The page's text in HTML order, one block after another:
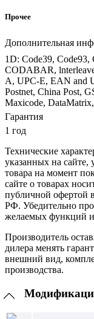
Прочее
Дополнительная
1D: Code39,
CODABAR,
A, UPC-E, EAN and
Postnet, China Post,
Maxicode,
Гарантия
1 год
Технические
указанных на сайте,
товара на момент
сайте о товарах
публичной офертой
РФ. Убедительно
желаемых функций и
Производитель
дилера менять
внешний вид,
производства.